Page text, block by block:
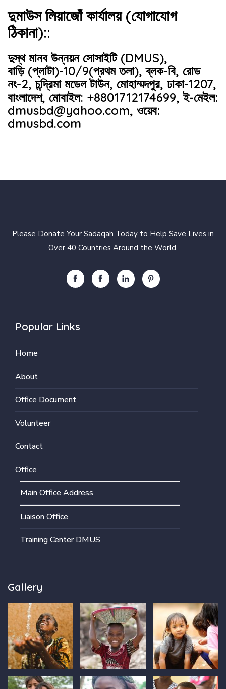
দুমাউস লিয়াজোঁ কার্যালয় (যোগাযোগ
ঠিকানা)::
দুস্থ মানব উন্নয়ন সোসাইটি (DMUS),
বাড়ি (প্লাটা)-10/9(প্রথম তলা), ব্লক-বি, রোড
নং-2, চন্দ্রিমা মডেল টাউন, মোহাম্মদপুর, ঢাকা-1207,
বাংলাদেশ, মোবাইল: +8801712174699, ই-মেইল:
dmusbd@yahoo.com, ওয়েব:
dmusbd.com
Please Donate Your Sadaqah Today to Help Save Lives in
Over 40 Countries Around the World.
Popular Links
Home
About
Office Document
Volunteer
Contact
Office
Main Office Address
Liaison Office
Training Center DMUS
Gallery